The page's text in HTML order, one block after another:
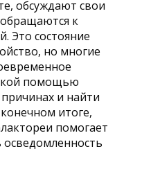
обсуждают свои
к
Это состояние
но многие
помощью
и найти
итоге,
помогает
осведомленность